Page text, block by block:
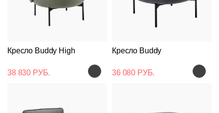
Кресло Buddy High
38 830 РУБ.
Кресло Buddy
36 080 РУБ.